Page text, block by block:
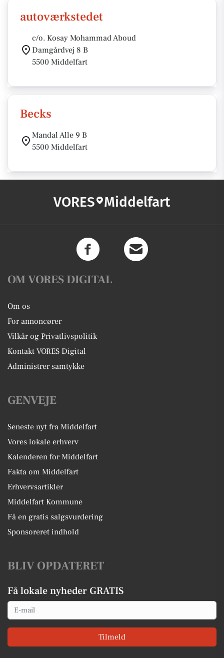
autoværkstedet
c/o. Kosay Mohammad Aboud
Damgårdvej 8 B
5500 Middelfart
Becks
Mandal Alle 9 B
5500 Middelfart
VORES Middelfart
OM VORES DIGITAL
Om os
For annoncører
Vilkår og Privatlivspolitik
Kontakt VORES Digital
Administrer samtykke
GENVEJE
Seneste nyt fra Middelfart
Vores lokale erhverv
Kalenderen for Middelfart
Fakta om Middelfart
Erhvervsartikler
Middelfart Kommune
Få en gratis salgsvurdering
Sponsoreret indhold
BLIV OPDATERET
Få lokale nyheder GRATIS
Email
Tilmeld